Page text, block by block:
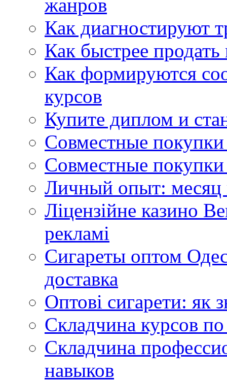
жанров
Как диагностируют
Как быстрее
Как формируются
курсов
Купите диплом и
Совместные
Совместные покупки
Личный опыт: месяц
Ліцензійне казино
рекламі
Сигареты оптом
доставка
Оптові сигарети: як
Складчина курсов
Складчина
навыков